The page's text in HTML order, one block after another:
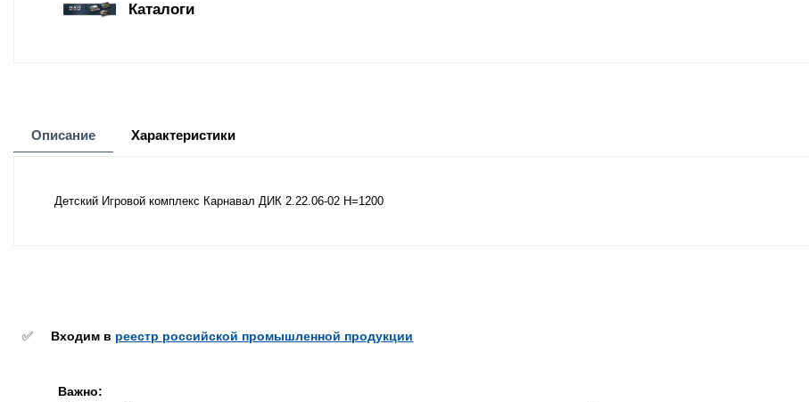
Каталоги
Описание Характеристики
Детский Игровой комплекс Карнавал ДИК 2.22.06-02 H=1200
✅ Входим в реестр российской промышленной продукции
Важно: